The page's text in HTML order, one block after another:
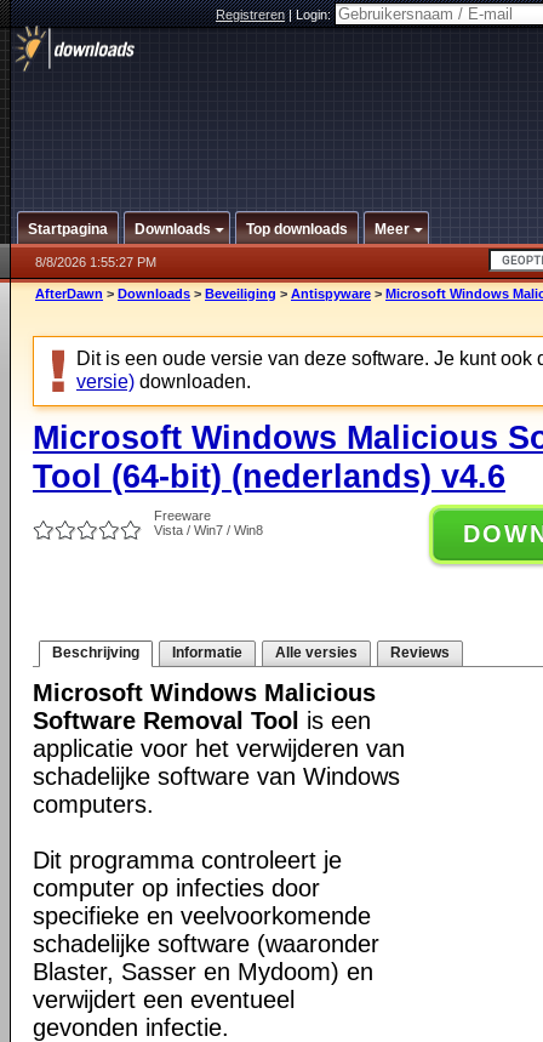
Registreren|Login:
Startpagina Downloads Top downloads Meer
8/8/2026 1:55:27 PM
AfterDawn > Downloads > Beveiliging > Antispyware > Microsoft Windows
Dit is een oude versie van deze software. Je kunt ook
versie) downloaden.
Microsoft Windows Malicious
Tool (64-bit) (nederlands) v4.6
Freeware
Vista / Win7 / Win8
Beschrijving Informatie Alle versies Reviews
Microsoft Windows Malicious
Software Removal Tool is een
applicatie voor het verwijderen van
schadelijke software van Windows
computers.
Dit programma controleert je
computer op infecties door
specifieke en veelvoorkomende
schadelijke software (waaronder
Blaster, Sasser en Mydoom) en
verwijdert een eventueel
gevonden infectie.